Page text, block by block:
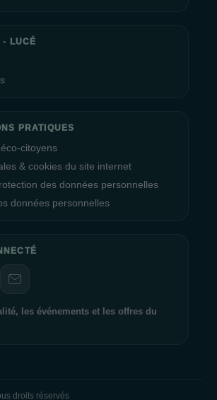
- LUCÉ
PRATIQUES
citoyens
& cookies du site internet
des données personnelles
données personnelles
les événements et les offres du
droits réservés